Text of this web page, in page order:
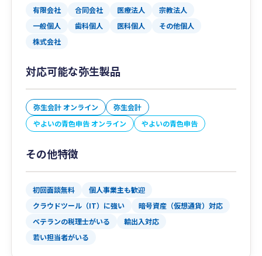
有限会社 合同会社 医療法人
宗教法人
一般個人
歯科個人 医科個人
その他個人
株式会社
対応可能な弥生製品
弥生会計 オンライン
弥生会計
やよいの青色申告 オンライン
やよいの青色申告
その他特徴
初回面談無料
個人事業主も歓迎
クラウドツール（IT）に強い
暗号資産（仮想通貨）対応
ベテランの税理士がいる
輸出入対応
若い担当者がいる